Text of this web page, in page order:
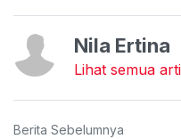
Nila Ertina
Lihat semua
Berita Sebelumnya